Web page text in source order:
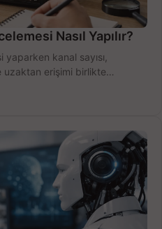
Nasıl Yapılır?
kanal sayısı,
erişimi birlikte